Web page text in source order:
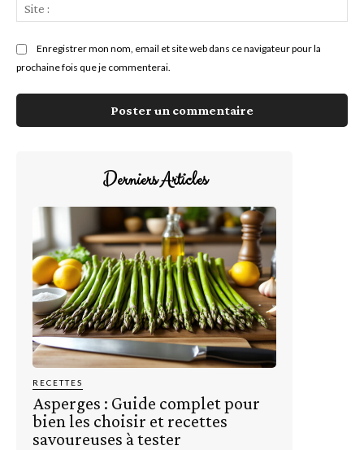
:
Enregistrer mon nom, email et site web dans ce navigateur pour la
prochaine fois que je commenterai.
Derniers Articles
RECETTES
Asperges : Guide complet pour
bien les choisir et recettes
savoureuses à tester